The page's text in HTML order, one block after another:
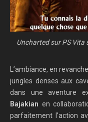
Uncharted sur PS Vita
L’ambiance, en
jungles denses aux
dans une aventure
Bajakian en
parfaitement l’action